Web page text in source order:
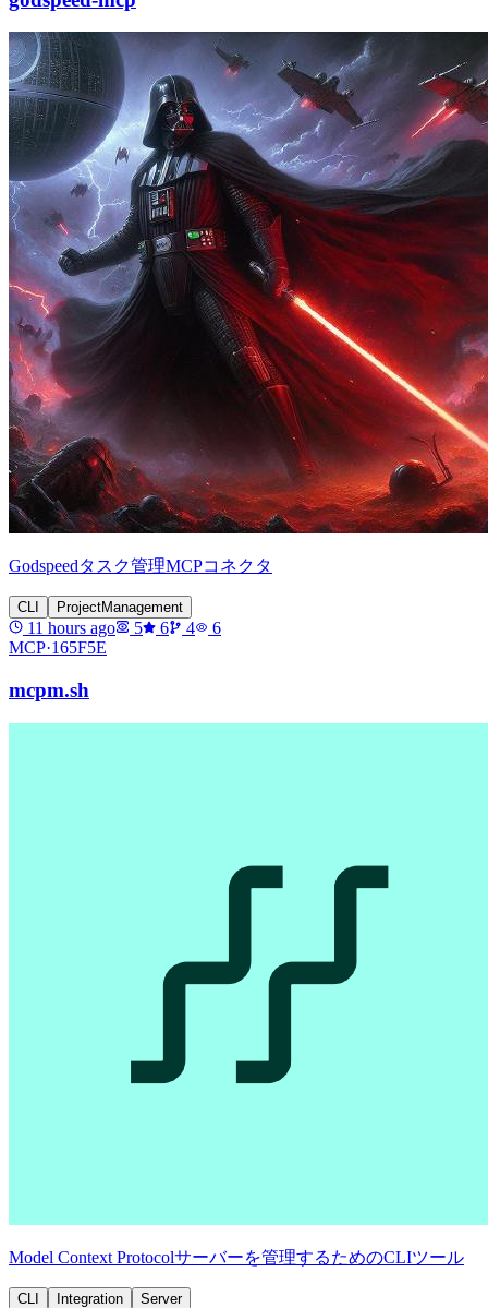
Godspeedタスク管理MCPコネクタ
CLI ProjectManagement
11 hours ago 5 6 4
6
MCP·165F5E
mcpm.sh
Model Context Protocolサーバーを管理するためのCLIツール
CLI Integration Server